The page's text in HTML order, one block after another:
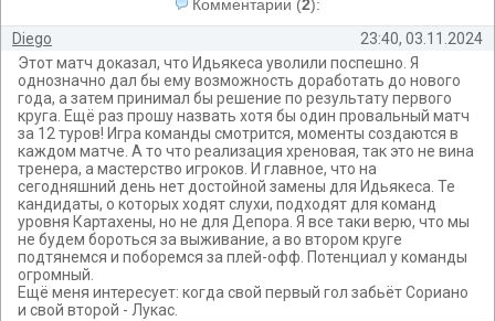
Комментарии (2):
Diego
23:40, 03.11.2024
Этот матч доказал, что Идьякеса уволили поспешно. Я
однозначно дал бы ему возможность доработать до нового
года, а затем принимал бы решение по результату первого
круга. Ещё раз прошу назвать хотя бы один провальный матч
за 12 туров! Игра команды смотрится, моменты создаются в
каждом матче. А то что реализация хреновая, так это не вина
тренера, а мастерство игроков. И главное, что на
сегодняшний день нет достойной замены для Идьякеса. Те
кандидаты, о которых ходят слухи, подходят для команд
уровня Картахены, но не для Депора. Я все таки верю, что мы
не будем бороться за выживание, а во втором круге
подтянемся и поборемся за плей-офф. Потенциал у команды
огромный.
Ещё меня интересует: когда свой первый гол забьёт Сориано
и свой второй - Лукас.